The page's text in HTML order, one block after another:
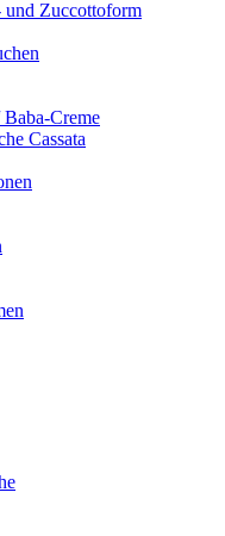
Zuccottoform
Creme
Cassata